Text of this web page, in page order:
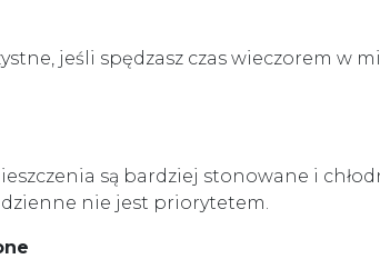
jeśli spędzasz czas wieczorem w
są bardziej stonowane i
nie jest priorytetem.